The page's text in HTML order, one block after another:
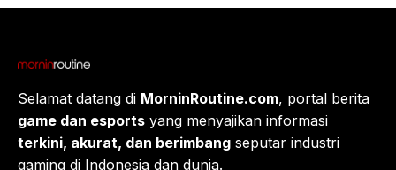
Selamat datang di MorninRoutine.com, portal berita
game dan esports yang menyajikan informasi
terkini, akurat, dan berimbang seputar industri
gaming di Indonesia dan dunia.